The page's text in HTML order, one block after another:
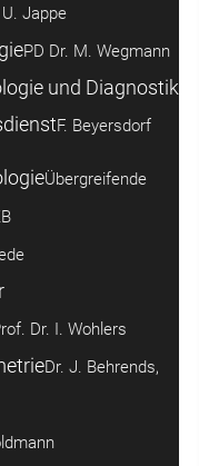
Jappe
PD Dr. M. Wegmann
und Diagnostik
F. Beyersdorf
Übergreifende
Dr. I. Wohlers
Dr. J. Behrends,